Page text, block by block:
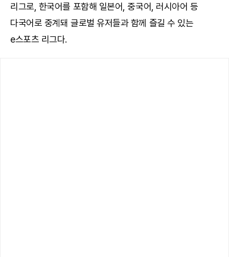
리그로, 한국어를 포함해 일본어, 중국어, 러시아어 등
다국어로 중계돼 글로벌 유저들과 함께 즐길 수 있는
e스포츠 리그다.